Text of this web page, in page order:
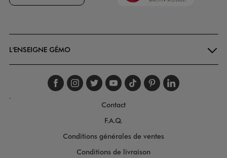
L'ENSEIGNE GÉMO
Suivez-nous sur
Suivez-nous sur
Suivez-nous sur
Suivez-nous
Suivez-nous
Suivez-
.
Contact
F.A.Q.
Conditions générales de ventes
Conditions de livraison